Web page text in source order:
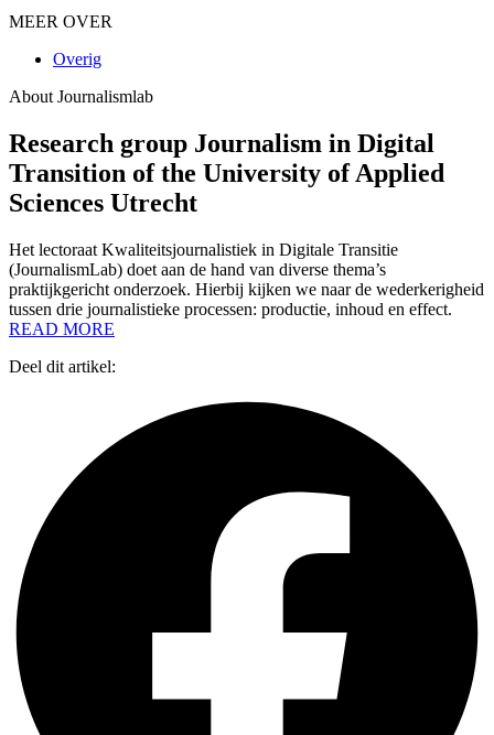
MEER OVER
Overig
About Journalismlab
Research group Journalism in Digital
Transition of the University of Applied
Sciences Utrecht
Het lectoraat Kwaliteitsjournalistiek in Digitale Transitie
(JournalismLab) doet aan de hand van diverse thema’s
praktijkgericht onderzoek. Hierbij kijken we naar de wederkerigheid
tussen drie journalistieke processen: productie, inhoud en effect.
READ MORE
Deel dit artikel: